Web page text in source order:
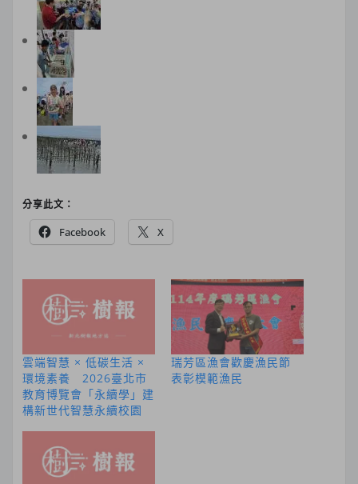
分享此文：
Facebook X
雲端智慧 × 低碳生活 ×
環境素養 2026臺北市
教育博覽會「永續學」建
構新世代智慧永續校園
瑞芳區漁會歡慶漁民節
表彰模範漁民